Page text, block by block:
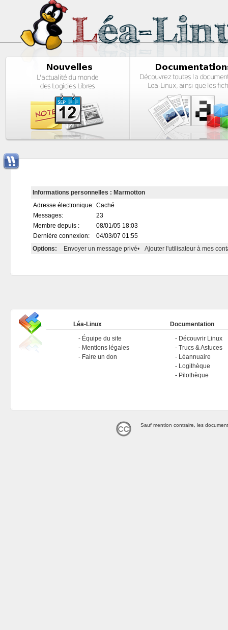
Informations personnelles : Marmotton
Adresse électronique: Caché
Messages:
23
Membre depuis :
08/01/05 18:03
Dernière connexion:
04/03/07 01:55
Options:
Envoyer un message privé• Ajouter l'utilisateur à mes
Léa-Linux
Équipe du site
Mentions légales
Faire un don
Documentation
Découvrir Linux
Trucs & Astuces
Léannuaire
Logithèque
Pilothèque
Sauf mention contraire, les